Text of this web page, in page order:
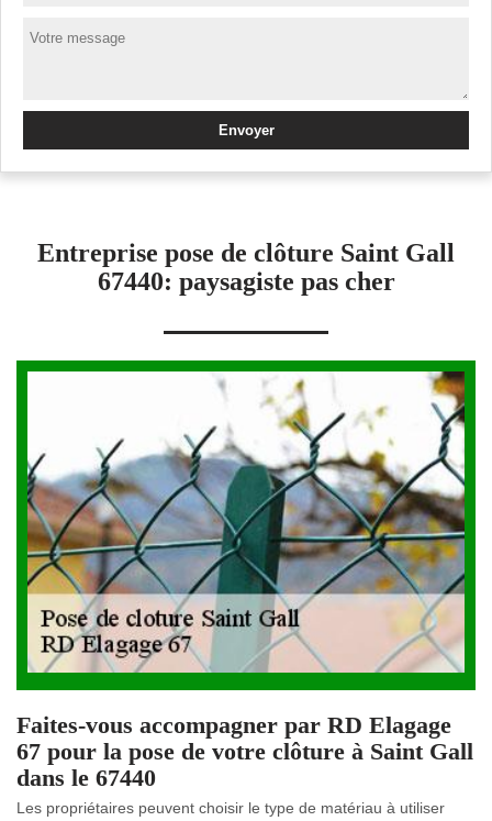
Entreprise pose de clôture Saint Gall
67440: paysagiste pas cher
Faites-vous accompagner par RD Elagage
67 pour la pose de votre clôture à Saint Gall
dans le 67440
Les propriétaires peuvent choisir le type de matériau à utiliser